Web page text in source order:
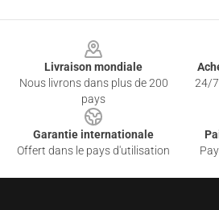
Livraison mondiale
Nous livrons dans plus de 200
pays
24/
Garantie internationale
Offert dans le pays d'utilisation